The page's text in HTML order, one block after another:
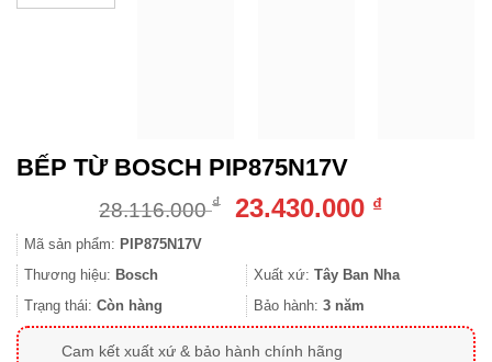
BẾP TỪ BOSCH PIP875N17V
28.116.000₫
Giá
28.116.000 ₫.
23.430.000 ₫Giá
là:
Mã sản phẩm: PIP875N17V
Thương hiệu: Bosch Xuất xứ: Tây Ban Nha
Trạng thái: Còn hàng Bảo hành: 3 năm
Cam kết xuất xứ & bảo hành chính hãng